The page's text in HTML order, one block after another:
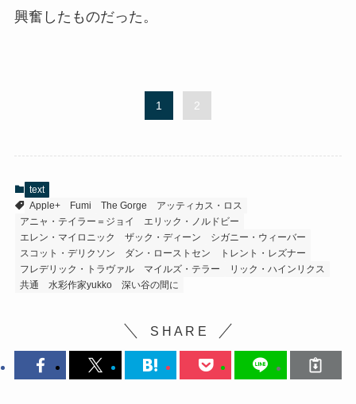
興奮したものだった。
1 2
text
Apple+
Fumi The Gorge
アッティカス・ロス
アニャ・テイラー＝ジョイ
エリック・ノルドビー
エレン・マイロニック
ザック・ディーン
シガニー・ウィーバー
スコット・デリクソン
ダン・ローストセン
トレント・レズナー
フレデリック・トラヴァル
マイルズ・テラー
リック・ハインリクス
共通
水彩作家yukko 深い谷の間に
S H A R E